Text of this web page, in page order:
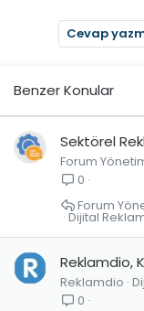
Cevap
Benzer Konular
Sektörel
Forum
0
Dijital
Forum
Reklamdio,
Reklamdio
0